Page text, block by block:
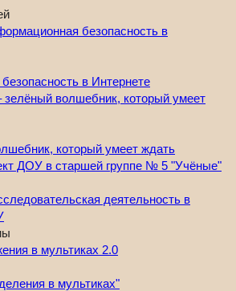
безопасность в
волшебник, который умеет
ДОУ в старшей группе № 5 "Учёные"
в мультиках 2.0
в мультиках"